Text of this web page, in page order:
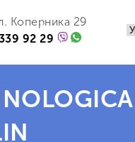
Коперника 29
92 29